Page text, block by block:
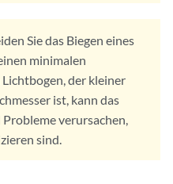
Sie das Biegen eines
minimalen
der kleiner
ist, kann das
verursachen,
sind.